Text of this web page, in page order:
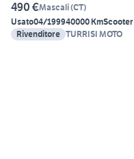
490 €Mascali(CT)
Usato04/199940000 KmScooter
Rivenditore TURRISI MOTO